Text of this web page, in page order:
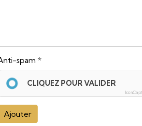
spam
CLIQUEZ POUR VALIDER
Ajouter